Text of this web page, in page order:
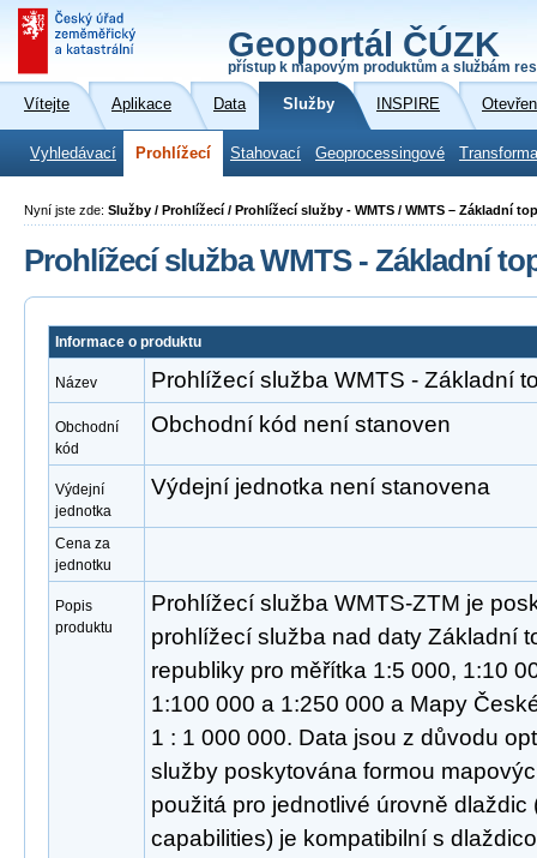
Geoportál ČÚZK
přístup k mapovým produktům a službám
Vítejte Aplikace Data Služby INSPIRE
Vyhledávací Prohlížecí Stahovací Geoprocessingové
Nyní jste zde: Služby / Prohlížecí / Prohlížecí služby - WMTS / WMTS – Základní
Prohlížecí služba WMTS - Základní
Informace o produktu
Název Prohlížecí služba WMTS - Základní
Obchodní
kód
Obchodní kód není stanoven
Výdejní
jednotka
Výdejní jednotka není stanovena
Cena za
jednotku
Popis
produktu
Prohlížecí služba WMTS-ZTM je
prohlížecí služba nad daty Základní
republiky pro měřítka 1:5 000, 1:10
1:100 000 a 1:250 000 a Mapy
1 : 1 000 000. Data jsou z důvodu
služby poskytována formou
použitá pro jednotlivé úrovně
capabilities) je kompatibilní s